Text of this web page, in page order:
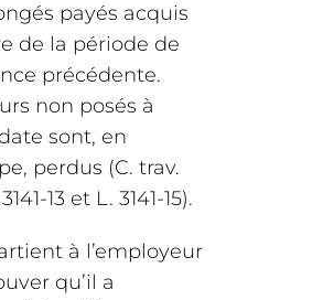
payés acquis
de la période de
précédente.
non posés à
sont, en
perdus (C. trav.
13 et L. 3141-15).
à l’employeur
qu’il a